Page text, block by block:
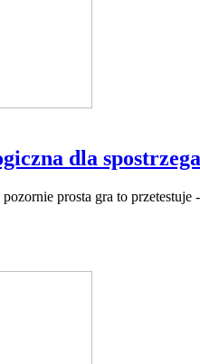
dla
prosta gra to